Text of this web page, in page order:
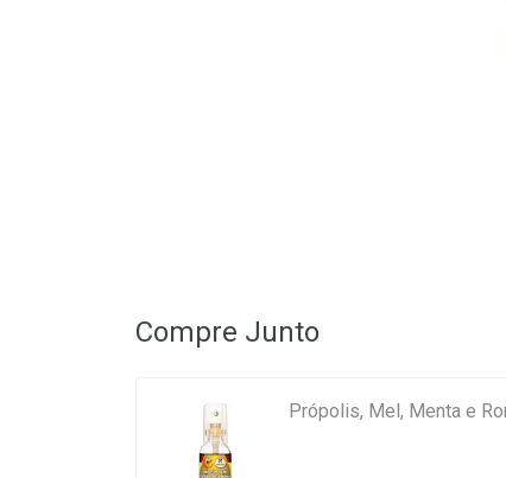
Compre Junto
Própolis, Mel, Menta e